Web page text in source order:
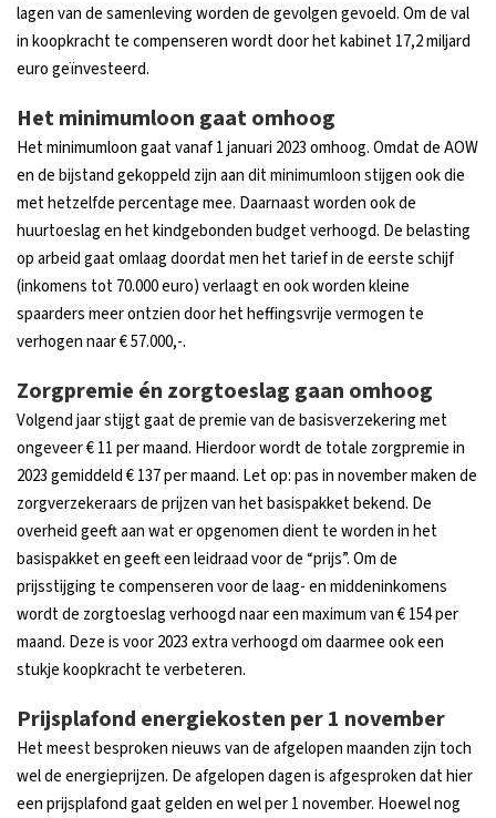
lagen van de samenleving worden de gevolgen gevoeld. Om de val
in koopkracht te compenseren wordt door het kabinet 17,2 miljard
euro geïnvesteerd.
Het minimumloon gaat omhoog
Het minimumloon gaat vanaf 1 januari 2023 omhoog. Omdat de AOW
en de bijstand gekoppeld zijn aan dit minimumloon stijgen ook die
met hetzelfde percentage mee. Daarnaast worden ook de
huurtoeslag en het kindgebonden budget verhoogd. De belasting
op arbeid gaat omlaag doordat men het tarief in de eerste schijf
(inkomens tot 70.000 euro) verlaagt en ook worden kleine
spaarders meer ontzien door het heffingsvrije vermogen te
verhogen naar € 57.000,-.
Zorgpremie én zorgtoeslag gaan omhoog
Volgend jaar stijgt gaat de premie van de basisverzekering met
ongeveer € 11 per maand. Hierdoor wordt de totale zorgpremie in
2023 gemiddeld € 137 per maand. Let op: pas in november maken de
zorgverzekeraars de prijzen van het basispakket bekend. De
overheid geeft aan wat er opgenomen dient te worden in het
basispakket en geeft een leidraad voor de “prijs”. Om de
prijsstijging te compenseren voor de laag- en middeninkomens
wordt de zorgtoeslag verhoogd naar een maximum van € 154 per
maand. Deze is voor 2023 extra verhoogd om daarmee ook een
stukje koopkracht te verbeteren.
Prijsplafond energiekosten per 1 november
Het meest besproken nieuws van de afgelopen maanden zijn toch
wel de energieprijzen. De afgelopen dagen is afgesproken dat hier
een prijsplafond gaat gelden en wel per 1 november. Hoewel nog